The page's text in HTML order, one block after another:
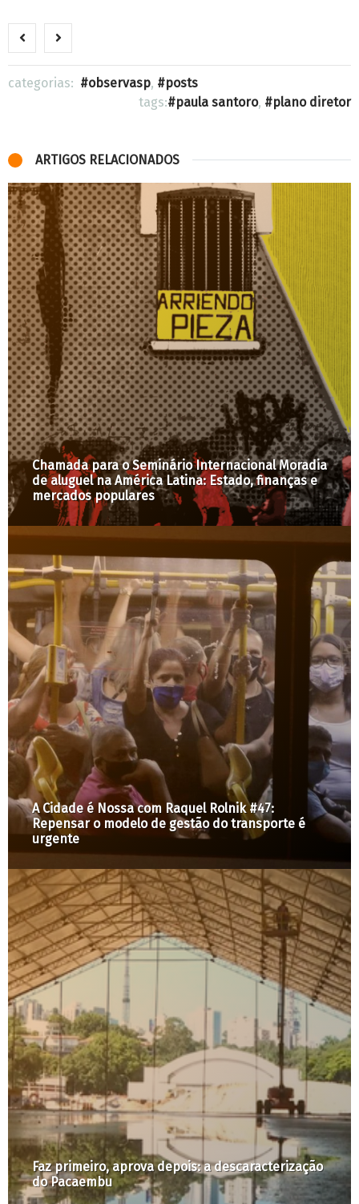
categorias: observasp,
posts
tags:
paula santoro, plano diretor
ARTIGOS RELACIONADOS
Chamada para o Seminário Internacional Moradia
de aluguel na América Latina: Estado, finanças e
mercados populares
A Cidade é Nossa com Raquel Rolnik #47:
Repensar o modelo de gestão do transporte é
urgente
Faz primeiro, aprova depois: a descaracterização
do Pacaembu